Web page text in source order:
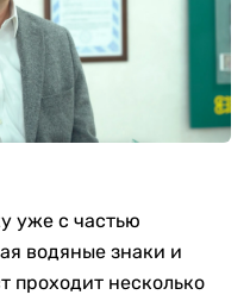
уже с частью
водяные знаки и
проходит несколько